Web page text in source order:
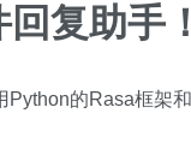
复助手
Python的Rasa框架和